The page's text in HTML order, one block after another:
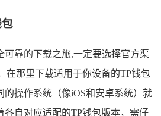
可靠的下载之旅,一定要选择官方渠
在那里下载适用于你设备的TP钱包
的操作系统（像iOS和安卓系统）就
各自对应适配的TP钱包版本，需仔